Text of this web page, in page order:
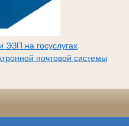
ЭЗП на госуслугах
почтовой системы